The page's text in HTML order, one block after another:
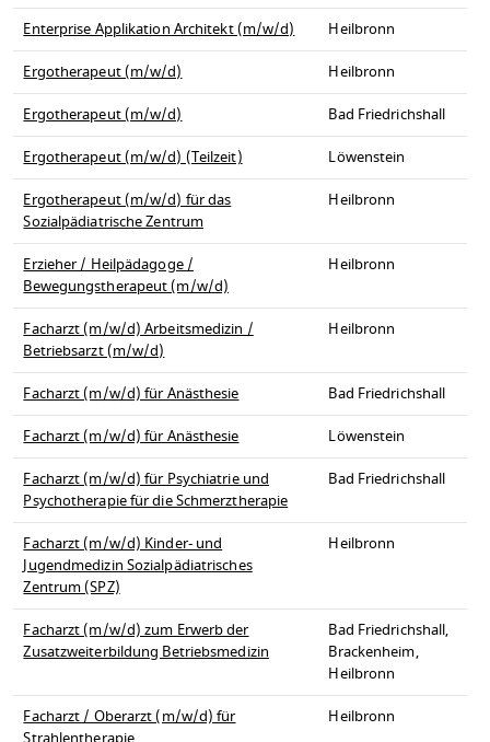
Enterprise Applikation Architekt (m/w/d)
Heilbronn
Ergotherapeut (m/w/d)
Heilbronn
Ergotherapeut (m/w/d)
Bad Friedrichshall
Ergotherapeut (m/w/d) (Teilzeit)
Löwenstein
Ergotherapeut (m/w/d) für das
Sozialpädiatrische Zentrum
Heilbronn
Erzieher / Heilpädagoge /
Bewegungstherapeut (m/w/d)
Heilbronn
Facharzt (m/w/d) Arbeitsmedizin /
Betriebsarzt (m/w/d)
Heilbronn
Facharzt (m/w/d) für Anästhesie
Bad Friedrichshall
Facharzt (m/w/d) für Anästhesie
Löwenstein
Facharzt (m/w/d) für Psychiatrie und
Psychotherapie für die Schmerztherapie
Bad Friedrichshall
Facharzt (m/w/d) Kinder- und
Jugendmedizin Sozialpädiatrisches
Zentrum (SPZ)
Heilbronn
Facharzt (m/w/d) zum Erwerb der
Zusatzweiterbildung Betriebsmedizin
Bad Friedrichshall,
Brackenheim,
Heilbronn
Facharzt / Oberarzt (m/w/d) für
Heilbronn